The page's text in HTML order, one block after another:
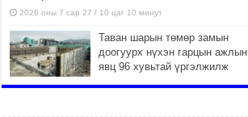
2026 оны 7 сар 27 / 10 цаг 10 минут
Таван шарын төмөр замын
доогуурх нүхэн гарцын ажлын
явц 96 хувьтай үргэлжилж